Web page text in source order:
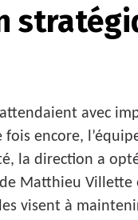
avec
encore,
la direction a
Matthieu Villette
visent à